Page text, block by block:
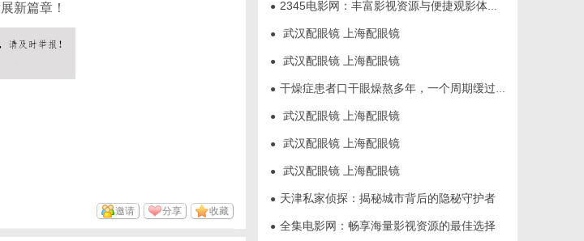
新篇章！
收藏
分享
邀请
● 2345电影网：丰富影视资源与便捷观影体验的最佳选择
● 武汉配眼镜 上海配眼镜
● 武汉配眼镜 上海配眼镜
● 干燥症患者口干眼燥熬多年，一个周期缓过来？老中医：一张辨证方对症，身体找回津液
● 武汉配眼镜 上海配眼镜
● 武汉配眼镜 上海配眼镜
● 武汉配眼镜 上海配眼镜
● 天津私家侦探：揭秘城市背后的隐秘守护者
● 全集电影网：畅享海量影视资源的最佳选择